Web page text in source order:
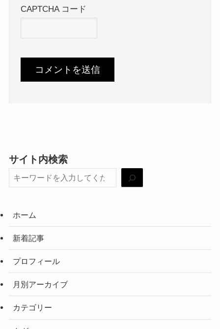
CAPTCHA コード
サイト内検索
ホーム
新着記事
プロフィール
月別アーカイブ
カテゴリー